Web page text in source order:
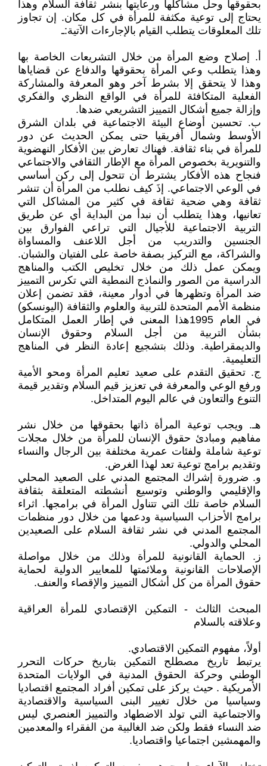
بحقوقها وحل مشاكلها ورعايتها بنشر ثقافة السلام وهذا
يحتاج إلى توعية مكثفة للمرأة في كل مكان. إن تجاوز
تلك المعلوقات يتطلب القيام بالإجارءات الآتية:ـ
أ‌. إصلاح وضع المرأة من خلال التشريعات الخاصة بها
وهذا يتطلب وعي المرأة بحقوقها والدفاع عن قضاياها
وهذا لا يتحقق إلا بشرط آخر وهو المعرفة والمشاركة
الفعلية المتكافئة للمرأة في الواقع النظري والفكري
وإزالة جميع أشكال التمييز التشريعي ضدها.
ب‌. تحسين أوضاع البيئة الاجتماعية في بلدان الشرق
الأوسط وشمال أفريقيا حتى يمكن الحديث عن دور
للمرأة في بناء ثقافة. فهناك تعارض بين الأفكار النهضوية
والتنويرية بخصوص المرأة مع الإطار الثقافي والاجتماعي
فنجاح هذه الأفكار يشترط أن تتحول إلى ركن أساسي
في الوعي الاجتماعي. إذَ كيف نطلب من المرأة أن تنشر
ثقافة وهي ضحية ثقافة في كثير من المشاكل التي
تعانيها، وهذا يتطلب أن نبدأ من البداية أي عن طريق
التربية الاجتماعية للأجيال التي تراعي الفوارق بين
الجنسين والتدريب من أجل اللاعنف والمساواة
والشراكة، مع التركيز بصفة خاصة على الفتيان والشبان.
ويمكن عمل ذلك من خلال تخليص الكتب والمناهج
الدراسية من الصور والنماذج النمطية التي تكرس التمييز
ضد المرأة وتظهرها في أدوار معينة، فقد تضمن إعلان
منظمة الأمم المتحدة للتربية والعلوم والثقافة (اليونسكو)
في العام 1995هذا المعنى في إطار العمل المتكامل
بشأن التربية من أجل السلام وحقوق الإنسان
والديمقراطية. وذلك بتشجيع إعادة النظر في المناهج
التعليمية.
ج. تحقيق التقدم على صعيد تعليم المرأة ومحو الأمية
ورفع الوعي والمعرفة في تعزيز قيم السلام وتقدير قيمة
التنوع والتعاون في عالم اليوم المتداخل.
هـ. ويجب توعية المرأة ذاتها بحقوقها من خلال نشر
مفاهيم ومبادئ حقوق الإنسان للمرأة من خلال مجلات
توعية شاملة ولفئات عمرية مختلفة بين الرجال والنساء
وتقديم برامج توعية تعد لهذا الغرض.
و. ضرورة إشراك المجتمع المدني على الصعيد المحلي
والإقليمي والوطني وتوسيع أنشطته المتعلقة بثقافة
السلام خاصة تلك التي تتناول المرأة في برامجها. اثراء
برامج الأحزاب السياسية ودعمها من خلال دور منظمات
المجتمع المدني في نشر ثقافة السلام على الصعيدين
المحلي والدولي.
ز. الحماية القانونية للمرأة وذلك من خلال مواصلة
الإصلاحات القانونية وملائمتها للمعايير الدولية لحماية
حقوق المرأة من كل أشكال التمييز والإقصاء والعنف.
المبحث الثالث - التمكين الإقتصادي للمرأة العراقية
وعلاقته بالسلام
أولاً، مفهوم التمكين الاقتصادي.
يرتبط تاريخ مصطلح التمكين بتاريخ حركات التحرر
الوطني وحركة الحقوق المدنية في الولايات المتحدة
الأمريكية . حيث يركز على تمكين أفراد المجتمع اقتصاديا
وسياسيا من خلال تغيير البنى السياسية والاقتصادية
والاجتماعية التي تولد الاضطهاد والتمييز العنصري ليس
ضد النساء فقط ولكن ضد الغالبية من الفقراء والمعدمين
والمهمشين اجتماعيا واقتصاديا.